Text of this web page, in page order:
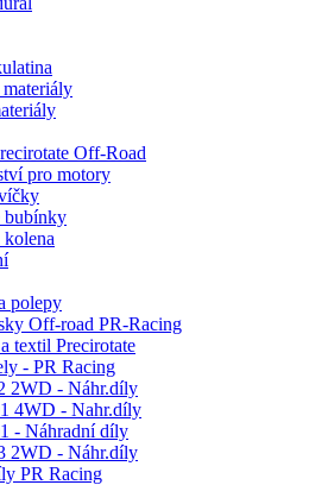
Off-Road
pro motory
bubínky
polepy
Off-road PR-Racing
textil Precirotate
- PR Racing
2WD - Náhr.díly
4WD - Nahr.díly
- Náhradní díly
2WD - Náhr.díly
PR Racing